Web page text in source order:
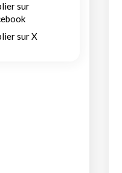
sur
sur X